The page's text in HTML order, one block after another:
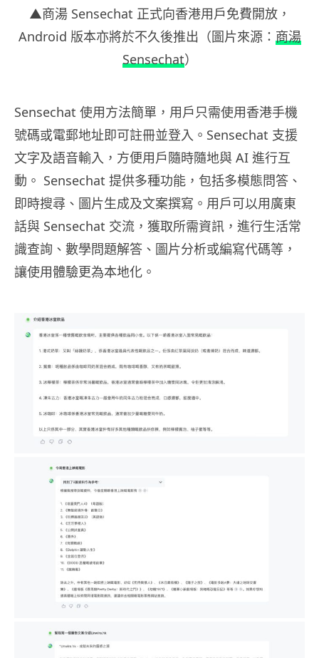
▲商湯 Sensechat 正式向香港用戶免費開放，
Android 版本亦將於不久後推出（圖片來源： 商湯
Sensechat）
Sensechat 使用方法簡單，用戶只需使用香港手機
號碼或電郵地址即可註冊並登入。Sensechat 支援
文字及語音輸入，方便用戶隨時隨地與 AI 進行互
動。 Sensechat 提供多種功能，包括多模態問答、
即時搜尋、圖片生成及文案撰寫。用戶可以用廣東
話與 Sensechat 交流，獲取所需資訊，進行生活常
識查詢、數學問題解答、圖片分析或編寫代碼等，
讓使用體驗更為本地化。